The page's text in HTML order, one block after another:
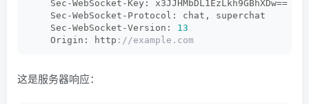
    Sec-WebSocket-Key: x3JJHMbDL1EzLkh9GBhXDw==
    Sec-WebSocket-Protocol: chat, superchat
    Sec-WebSocket-Version:
13
    Origin: http
://example.com
这是服务器响应：